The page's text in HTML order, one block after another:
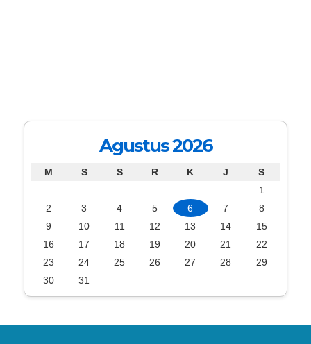
Agustus 2026
M S S R K J
S
1
2
3 4 5 6 7
8
9
10 11 12 13 14
15
16
17 18 19 20 21
22
23
24 25 26 27 28
29
30
31